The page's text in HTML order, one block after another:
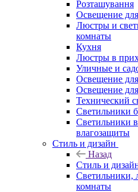
Розташування
Освещение
Люстры и
комнаты
Кухня
Люстры в
Уличные и
Освещение
Освещение
Технический
Светильники
Светильники
влагозащиты
Стиль и дизайн
Назад
Стиль и
Светильники,
комнаты